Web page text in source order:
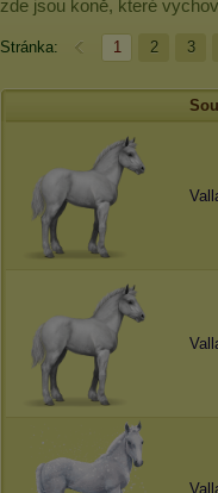
zde jsou koně, které
Stránka: 1 2 3